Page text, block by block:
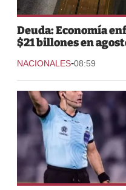
Deuda: Economía
$21 billones en
NACIONALES-08:59